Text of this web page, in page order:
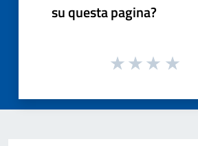
su questa pagina?